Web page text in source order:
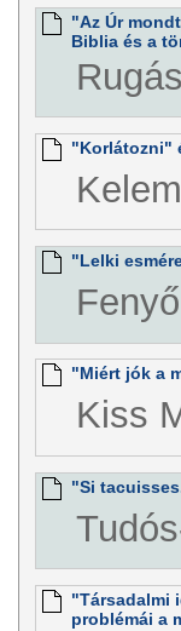
"Az Úr
Biblia és a
"Korlátozni"
"Lelki
"Miért jók a
Kiss
"Si
"Társadalmi
problémái a